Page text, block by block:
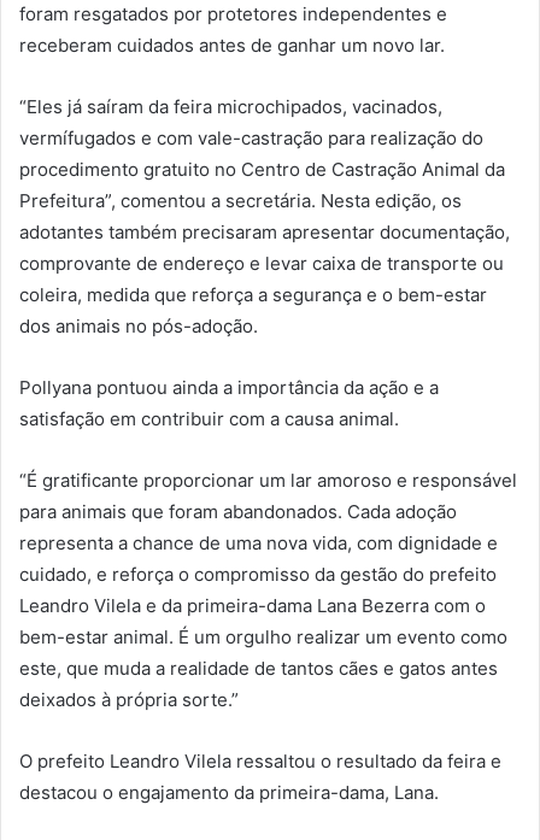
foram resgatados por protetores independentes e
receberam cuidados antes de ganhar um novo lar.
“Eles já saíram da feira microchipados, vacinados,
vermífugados e com vale-castração para realização do
procedimento gratuito no Centro de Castração Animal da
Prefeitura”, comentou a secretária. Nesta edição, os
adotantes também precisaram apresentar documentação,
comprovante de endereço e levar caixa de transporte ou
coleira, medida que reforça a segurança e o bem-estar
dos animais no pós-adoção.
Pollyana pontuou ainda a importância da ação e a
satisfação em contribuir com a causa animal.
“É gratificante proporcionar um lar amoroso e responsável
para animais que foram abandonados. Cada adoção
representa a chance de uma nova vida, com dignidade e
cuidado, e reforça o compromisso da gestão do prefeito
Leandro Vilela e da primeira-dama Lana Bezerra com o
bem-estar animal. É um orgulho realizar um evento como
este, que muda a realidade de tantos cães e gatos antes
deixados à própria sorte.”
O prefeito Leandro Vilela ressaltou o resultado da feira e
destacou o engajamento da primeira-dama, Lana.